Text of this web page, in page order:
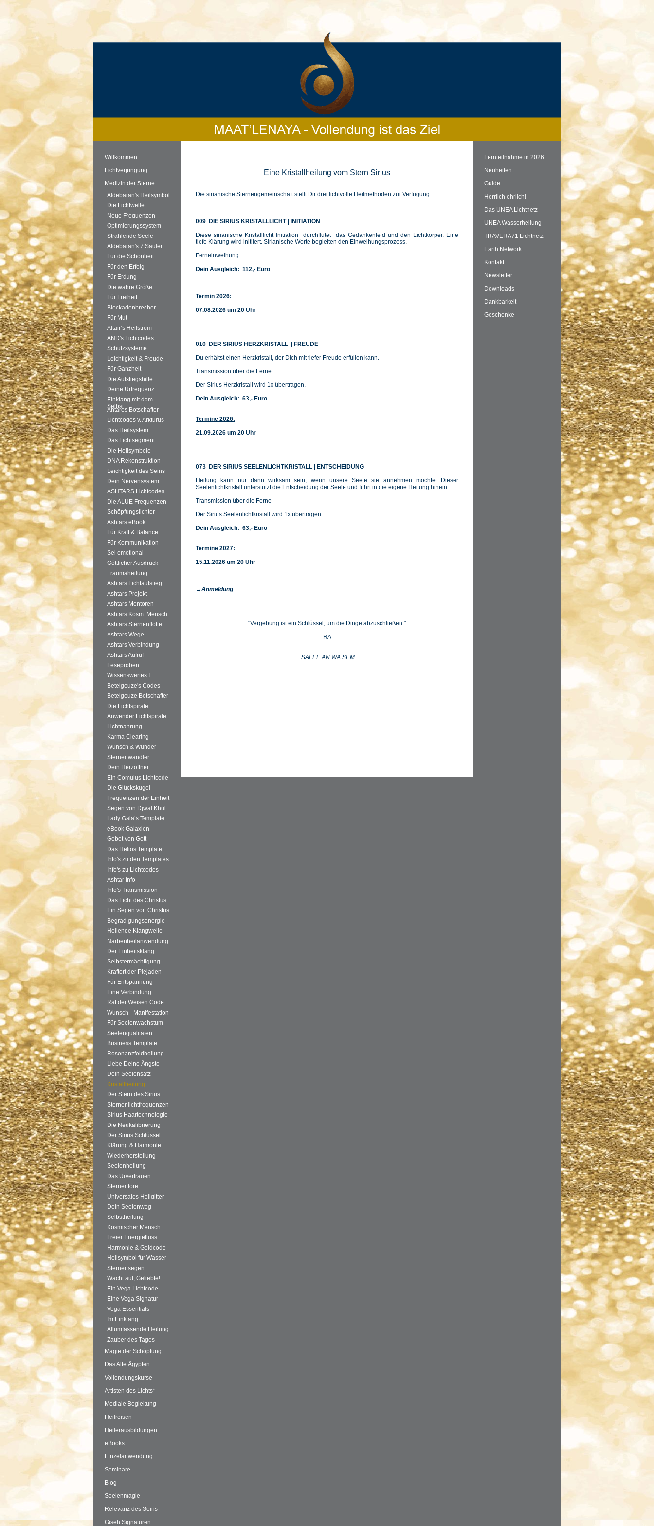
Willkommen
Lichtverjüngung
Medizin der Sterne
Aldebaran's Heilsymbol
Die Lichtwelle
Neue Frequenzen
Optimierungssystem
Strahlende Seele
Aldebaran's 7 Säulen
Für die Schönheit
Für den Erfolg
Für Erdung
Die wahre Größe
Für Freiheit
Blockadenbrecher
Für Mut
Altair’s Heilstrom
AND's Lichtcodes
Schutzsysteme
Leichtigkeit & Freude
Für Ganzheit
Die Aufstiegshilfe
Deine Urfrequenz
Einklang mit dem
Selbst
Antares Botschafter
Lichtcodes v. Arkturus
Das Heilsystem
Das Lichtsegment
Die Heilsymbole
DNA Rekonstruktion
Leichtigkeit des Seins
Dein Nervensystem
ASHTARS Lichtcodes
Die ALUE Frequenzen
Schöpfungslichter
Ashtars eBook
Für Kraft & Balance
Für Kommunikation
Sei emotional
Göttlicher Ausdruck
Traumaheilung
Ashtars Lichtaufstieg
Ashtars Projekt
Ashtars Mentoren
Ashtars Kosm. Mensch
Ashtars Sternenflotte
Ashtars Wege
Ashtars Verbindung
Ashtars Aufruf
Leseproben
Wissenswertes I
Beteigeuze's Codes
Beteigeuze Botschafter
Die Lichtspirale
Anwender Lichtspirale
Lichtnahrung
Karma Clearing
Wunsch & Wunder
Sternenwandler
Dein Herzöffner
Ein Comulus Lichtcode
Die Glückskugel
Frequenzen der Einheit
Segen von Djwal Khul
Lady Gaia’s Template
eBook Galaxien
Gebet von Gott
Das Helios Template
Info's zu den Templates
Info's zu Lichtcodes
Ashtar Info
Info's Transmission
Das Licht des Christus
Ein Segen von Christus
Begradigungsenergie
Heilende Klangwelle
Narbenheilanwendung
Der Einheitsklang
Selbstermächtigung
Kraftort der Plejaden
Für Entspannung
Eine Verbindung
Rat der Weisen Code
Wunsch - Manifestation
Für Seelenwachstum
Seelenqualitäten
Business Template
Resonanzfeldheilung
Liebe Deine Ängste
Dein Seelensatz
Kristallheilung
Der Stern des Sirius
Sternenlichtfrequenzen
Sirius Haartechnologie
Die Neukalibrierung
Der Sirius Schlüssel
Klärung & Harmonie
Wiederherstellung
Seelenheilung
Das Urvertrauen
Sternentore
Universales Heilgitter
Dein Seelenweg
Selbstheilung
Kosmischer Mensch
Freier Energiefluss
Harmonie & Geldcode
Heilsymbol für Wasser
Sternensegen
Wacht auf, Geliebte!
Ein Vega Lichtcode
Eine Vega Signatur
Vega Essentials
Im Einklang
Allumfassende Heilung
Zauber des Tages
Magie der Schöpfung
Das Alte Ägypten
Vollendungskurse
Artisten des Lichts*
Mediale Begleitung
Heilreisen
Heilerausbildungen
eBooks
Einzelanwendung
Seminare
Blog
Seelenmagie
Relevanz des Seins
Giseh Signaturen
Eine Kristallheilung vom Stern Sirius
Die sirianische Sternengemeinschaft stellt Dir drei lichtvolle Heilmethoden zur Verfügung:
009 DIE SIRIUS KRISTALLLICHT | INITIATION
Diese sirianische Kristalllicht Initiation durchflutet das Gedankenfeld und den Lichtkörper. Eine
tiefe Klärung wird initiiert. Sirianische Worte begleiten den Einweihungsprozess.
Ferneinweihung
Dein Ausgleich: 112,- Euro
Termin 2026:
07.08.2026 um 20 Uhr
010 DER SIRIUS HERZKRISTALL | FREUDE
Du erhältst einen Herzkristall, der Dich mit tiefer Freude erfüllen kann.
Transmission über die Ferne
Der Sirius Herzkristall wird 1x übertragen.
Dein Ausgleich: 63,- Euro
Termine 2026:
21.09.2026 um 20 Uhr
073 DER SIRIUS SEELENLICHTKRISTALL | ENTSCHEIDUNG
Heilung kann nur dann wirksam sein, wenn unsere Seele sie annehmen möchte. Dieser
Seelenlichtkristall unterstützt die Entscheidung der Seele und führt in die eigene Heilung hinein.
Transmission über die Ferne
Der Sirius Seelenlichtkristall wird 1x übertragen.
Dein Ausgleich: 63,- Euro
Termine 2027:
15.11.2026 um 20 Uhr
→Anmeldung
"Vergebung ist ein Schlüssel, um die Dinge abzuschließen."
RA
SALEE AN WA SEM
Fernteilnahme in 2026
Neuheiten
Guide
Herrlich ehrlich!
Das UNEA Lichtnetz
UNEA Wasserheilung
TRAVERA71 Lichtnetz
Earth Network
Kontakt
Newsletter
Downloads
Dankbarkeit
Geschenke